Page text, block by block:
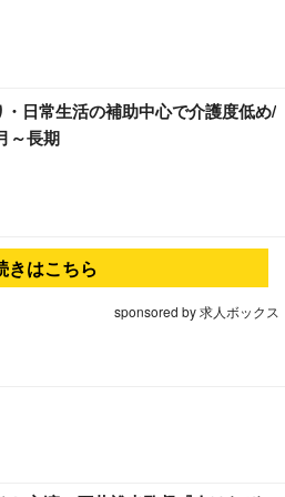
日常生活の補助中心で介護度低め/
～長期
きはこちら
sponsored by 求人ボックス